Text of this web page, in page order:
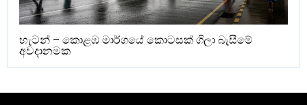
හැටන් – කොළඹ මාර්ගයේ කොටසක් ගිලා බැසීමේ
අවදානමක